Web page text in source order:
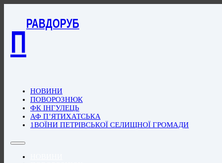
П
РАВДОРУБ
НОВИНИ
ПОВОРОЗНЮК
ФК ІНГУЛЕЦЬ
АФ П’ЯТИХАТСЬКА
1ВОЇНИ ПЕТРІВСЬКОЇ СЕЛИЩНОЇ ГРОМАДИ